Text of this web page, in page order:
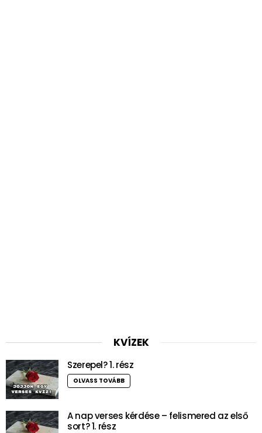
KVÍZEK
Szerepel? 1. rész
OLVASS TOVÁBB
A nap verses kérdése – felismered az első
sort? 1. rész